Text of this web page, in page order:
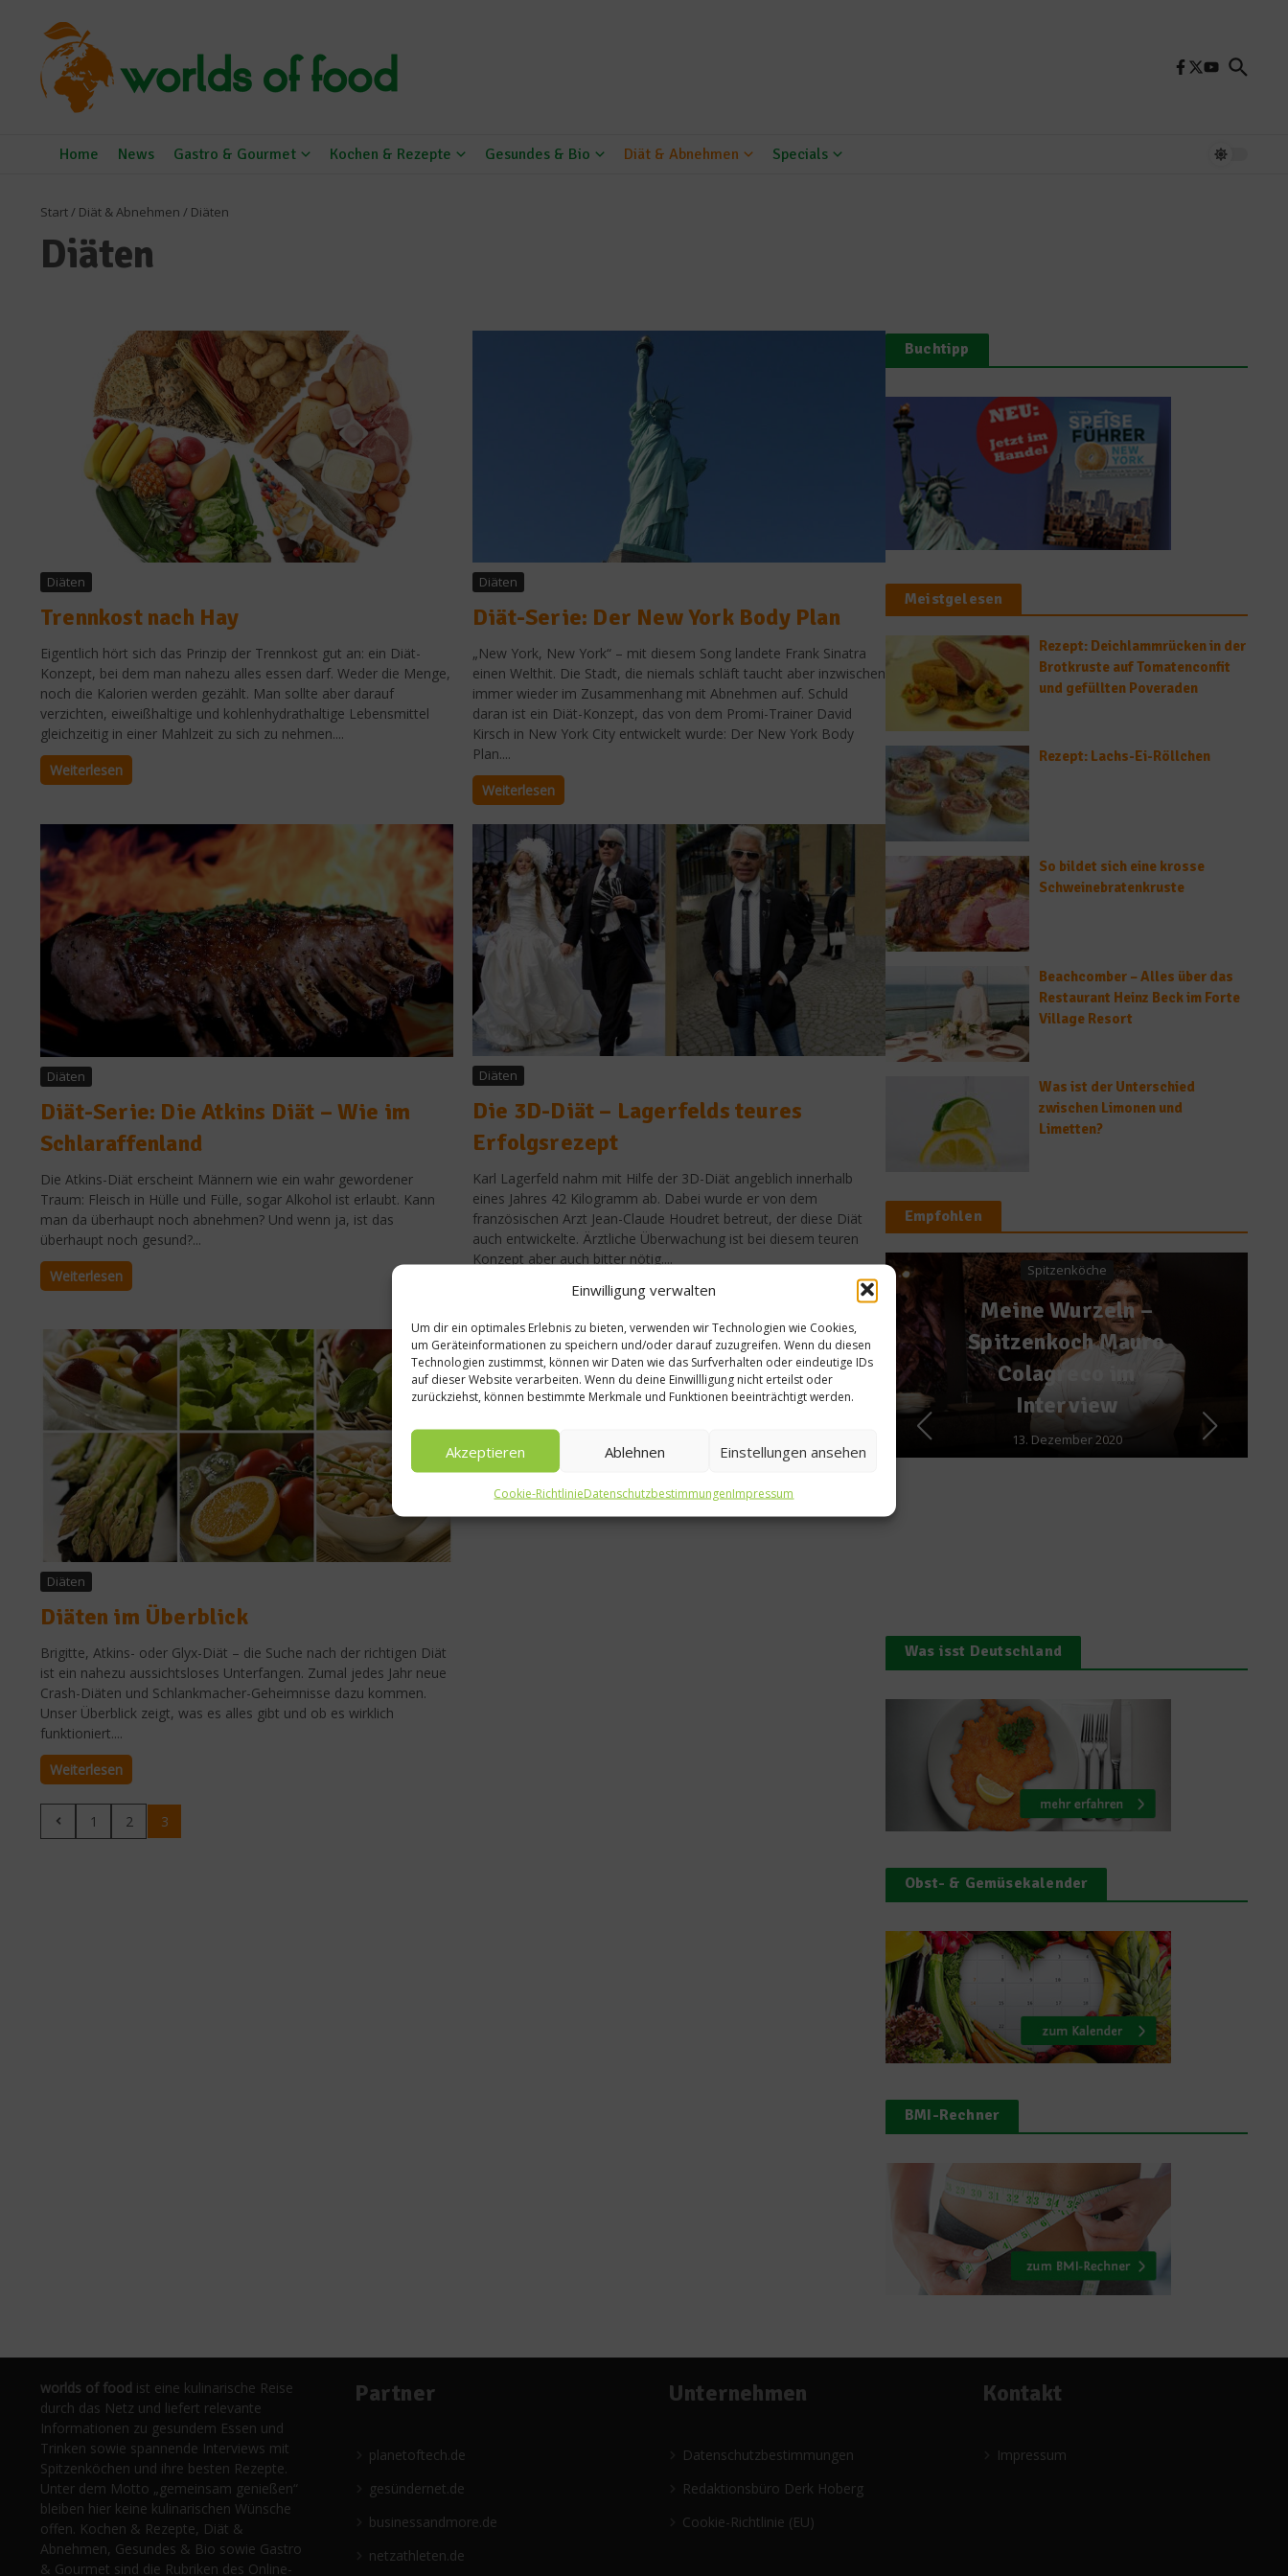
Einwilligung verwalten
Um dir ein optimales Erlebnis zu bieten, verwenden wir Technologien wie Cookies,
um Geräteinformationen zu speichern und/oder darauf zuzugreifen. Wenn du diesen
Technologien zustimmst, können wir Daten wie das Surfverhalten oder eindeutige IDs
auf dieser Website verarbeiten. Wenn du deine Einwillligung nicht erteilst oder
zurückziehst, können bestimmte Merkmale und Funktionen beeinträchtigt werden.
Akzeptieren Ablehnen Einstellungen ansehen
Cookie-RichtlinieDatenschutzbestimmungenImpressum
Home News Gastro & Gourmet Kochen & Rezepte Gesundes & Bio Diät & Abnehmen Specials
Start/ Diät & Abnehmen / Diäten
Diäten
Diäten
Trennkost nach Hay
Eigentlich hört sich das Prinzip der Trennkost gut an: ein Diät-
Konzept, bei dem man nahezu alles essen darf. Weder die Menge,
noch die Kalorien werden gezählt. Man sollte aber darauf
verzichten, eiweißhaltige und kohlenhydrathaltige Lebensmittel
gleichzeitig in einer Mahlzeit zu sich zu nehmen....
Weiterlesen
Diäten
Diät-Serie: Der New York Body Plan
„New York, New York“ – mit diesem Song landete Frank Sinatra
einen Welthit. Die Stadt, die niemals schläft taucht aber inzwischen
immer wieder im Zusammenhang mit Abnehmen auf. Schuld
daran ist ein Diät-Konzept, das von dem Promi-Trainer David
Kirsch in New York City entwickelt wurde: Der New York Body
Plan....
Weiterlesen
Diäten
Diät-Serie: Die Atkins Diät – Wie im
Schlaraffenland
Die Atkins-Diät erscheint Männern wie ein wahr gewordener
Traum: Fleisch in Hülle und Fülle, sogar Alkohol ist erlaubt. Kann
man da überhaupt noch abnehmen? Und wenn ja, ist das
überhaupt noch gesund?...
Weiterlesen
Diäten
Die 3D-Diät – Lagerfelds teures
Erfolgsrezept
Karl Lagerfeld nahm mit Hilfe der 3D-Diät angeblich innerhalb
eines Jahres 42 Kilogramm ab. Dabei wurde er von dem
französischen Arzt Jean-Claude Houdret betreut, der diese Diät
auch entwickelte. Ärztliche Überwachung ist bei diesem teuren
Konzept aber auch bitter nötig....
Diäten
Diäten im Überblick
Brigitte, Atkins- oder Glyx-Diät – die Suche nach der richtigen Diät
ist ein nahezu aussichtsloses Unterfangen. Zumal jedes Jahr neue
Crash-Diäten und Schlankmacher-Geheimnisse dazu kommen.
Unser Überblick zeigt, was es alles gibt und ob es wirklich
funktioniert....
Weiterlesen
1 2 3
Buchtipp
Meistgelesen
Rezept: Deichlammrücken in der
Brotkruste auf Tomatenconfit
und gefüllten Poveraden
Rezept: Lachs-Ei-Röllchen
So bildet sich eine krosse
Schweinebratenkruste
Beachcomber – Alles über das
Restaurant Heinz Beck im Forte
Village Resort
Was ist der Unterschied
zwischen Limonen und
Limetten?
Empfohlen
Spitzenköche
Spitzenkoch Mauro
Colagreco im
Interview
Partner
kalorientabelle.net
Was isst Deutschland
Obst- & Gemüsekalender
BMI-Rechner
worlds of food ist eine kulinarische Reise
durch das Netz und liefert relevante
Informationen zu gesundem Essen und
Trinken sowie spannende Interviews mit
Spitzenköchen und ihre besten Rezepte.
Unter dem Motto „gemeinsam genießen“
bleiben hier keine kulinarischen Wünsche
offen. Kochen & Rezepte, Diät &
Abnehmen, Gesundes & Bio sowie Gastro
& Gourmet sind die Rubriken des Online-
Partner
planetoftech.de
gesündernet.de
businessandmore.de
netzathleten.de
Unternehmen
Datenschutzbestimmungen
Redaktionsbüro Derk Hoberg
Cookie-Richtlinie (EU)
Kontakt
Impressum